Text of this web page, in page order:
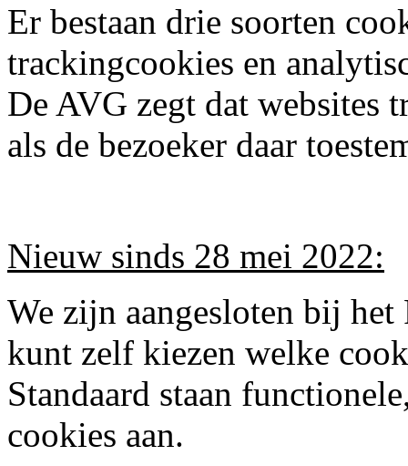
Er bestaan drie soorten
trackingcookies en
De AVG zegt dat websites
als de bezoeker daar
Nieuw sinds 28 mei 2022:
We zijn aangesloten bij
kunt zelf kiezen welke
Standaard staan
cookies aan.